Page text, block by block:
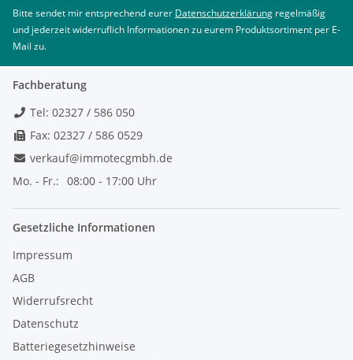
Bitte sendet mir entsprechend eurer Datenschutzerklärung regelmäßig
und jederzeit widerruflich Informationen zu eurem Produktsortiment per E-
Mail zu.
Fachberatung
Tel: 02327 / 586 050
Fax: 02327 / 586 0529
verkauf@immotecgmbh.de
Mo. - Fr.: 08:00 - 17:00 Uhr
Gesetzliche Informationen
Impressum
AGB
Widerrufsrecht
Datenschutz
Batteriegesetzhinweise